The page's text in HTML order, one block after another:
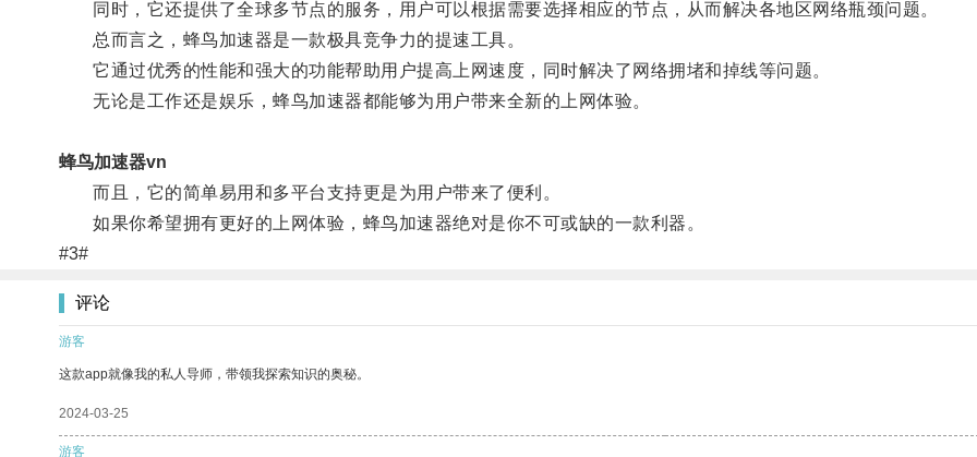
同时，它还提供了全球多节点的服务，用户可以根据需要选择相应的节点，从而解决各地区网络瓶颈问题。
总而言之，蜂鸟加速器是一款极具竞争力的提速工具。
它通过优秀的性能和强大的功能帮助用户提高上网速度，同时解决了网络拥堵和掉线等问题。
无论是工作还是娱乐，蜂鸟加速器都能够为用户带来全新的上网体验。
蜂鸟加速器vn
而且，它的简单易用和多平台支持更是为用户带来了便利。
如果你希望拥有更好的上网体验，蜂鸟加速器绝对是你不可或缺的一款利器。
#3#
评论
游客
这款app就像我的私人导师，带领我探索知识的奥秘。
2024-03-25
游客